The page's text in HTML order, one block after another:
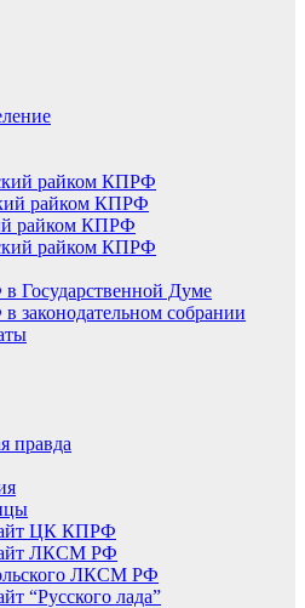
райком КПРФ
райком КПРФ
райком КПРФ
райком КПРФ
Государственной Думе
собрании
правда
ЦК КПРФ
ЛКСМ РФ
ЛКСМ РФ
“Русского лада”